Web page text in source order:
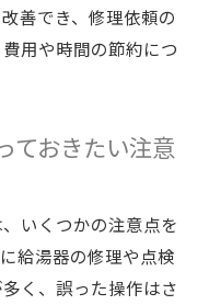
善でき、修理依頼の
用や時間の節約につ
ておきたい注意
いくつかの注意点を
給湯器の修理や点検
く、誤った操作はさ